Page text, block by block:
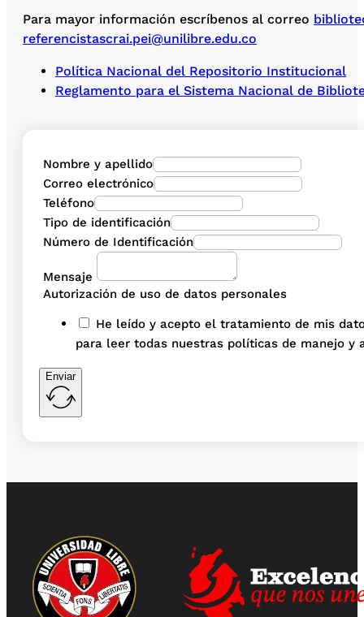
Para mayor información escríbenos al correo
referencistascrai.pei@unilibre.edu.co
Política Nacional del Repositorio Institucional
Reglamento para el Sistema Nacional de
Nombre y apellido
Correo electrónico
Teléfono
Tipo de identificación
Número de Identificación
Mensaje
Autorización de uso de datos personales
He leído y acepto el tratamiento de mis
para leer todas nuestras políticas de manejo y
Enviar